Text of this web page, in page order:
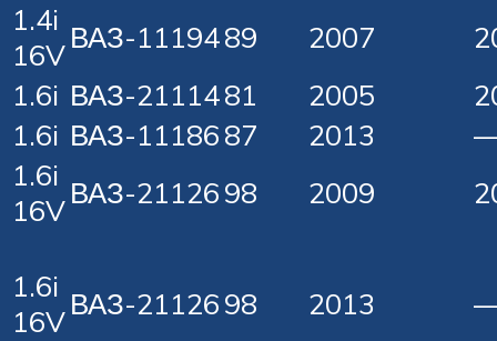
1.4i
16VВАЗ-1119489 2007
1.6i ВАЗ-2111481 2005
1.6i ВАЗ-1118687 2013
1.6i
16VВАЗ-2112698 2009
1.6i
16VВАЗ-2112698 2013